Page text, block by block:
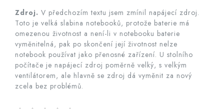
Zdroj. V předchozím textu jsem zmínil napájecí zdroj.
Toto je velká slabina notebooků, protože baterie má
omezenou životnost a není-li v notebooku baterie
vyměnitelná, pak po skončení její životnost nelze
notebook používat jako přenosné zařízení. U stolního
počítače je napájecí zdroj poměrně velký, s velkým
ventilátorem, ale hlavně se zdroj dá vyměnit za nový
zcela bez problémů.